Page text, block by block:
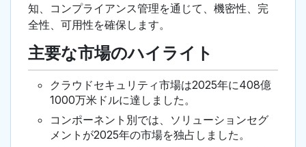
知、コンプライアンス管理を通じて、機密性、完
全性、可用性を確保します。
主要な市場のハイライト
クラウドセキュリティ市場は2025年に408億
1000万米ドルに達しました。
コンポーネント別では、ソリューションセグ
メントが2025年の市場を独占しました。